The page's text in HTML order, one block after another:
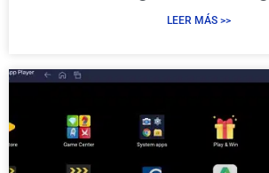
LEER MÁS >>